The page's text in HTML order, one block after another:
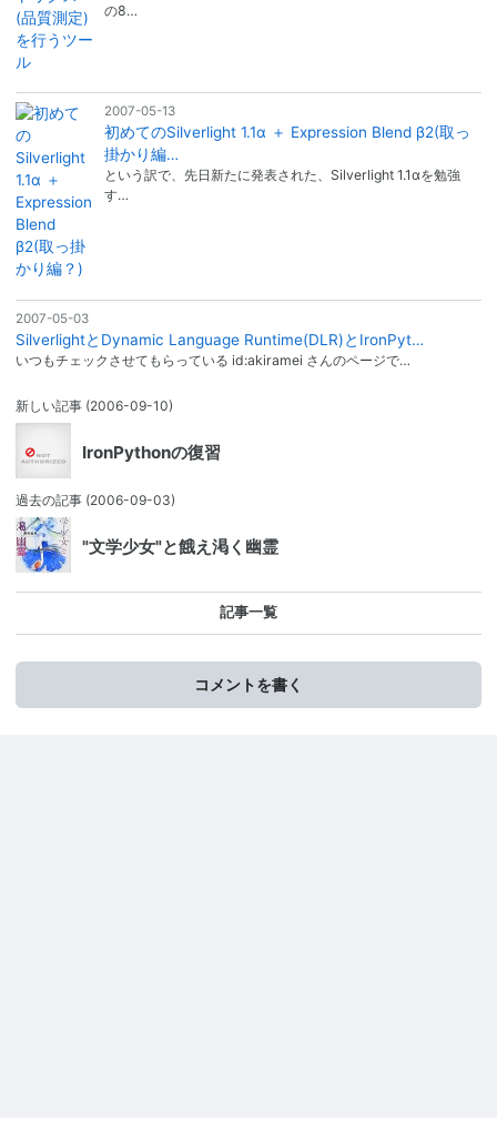
の8…
2007-05-13
初めてのSilverlight 1.1α ＋ Expression Blend β2(取っ
掛かり編…
という訳で、先日新たに発表された、Silverlight 1.1αを勉強
す…
2007-05-03
SilverlightとDynamic Language Runtime(DLR)とIronPyt…
いつもチェックさせてもらっている id:akiramei さんのページで…
新しい記事 (2006-09-10)
IronPythonの復習
過去の記事 (2006-09-03)
"文学少女"と餓え渇く幽霊
記事一覧
コメントを書く